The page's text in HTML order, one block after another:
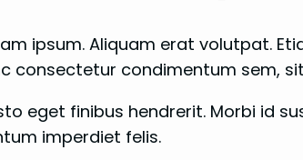
ipsum. Aliquam erat volutpat.
consectetur condimentum sem,
eget finibus hendrerit. Morbi id
imperdiet felis.